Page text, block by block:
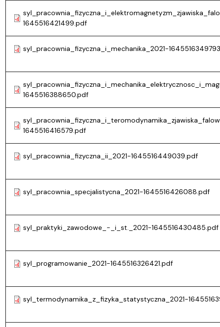
1645516421499.pdf
syl_pracownia_fizyczna_i_mechanika_2021-
1645516388650.pdf
1645516416579.pdf
syl_pracownia_fizyczna_ii_2021-1645516449039.pdf
syl_pracownia_specjalistycna_2021-1645516426088.pdf
syl_praktyki_zawodowe_-_i_st._2021-1645516430485.pdf
syl_programowanie_2021-1645516326421.pdf
syl_termodynamika_z_fizyka_statystyczna_2021-